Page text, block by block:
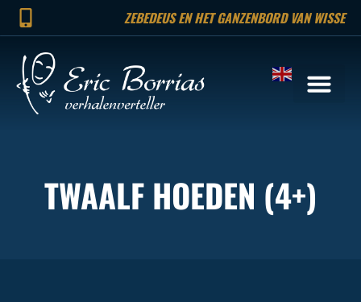
ZEBEDEUS EN HET GANZENBORD VAN WISSE
TWAALF HOEDEN (4+)